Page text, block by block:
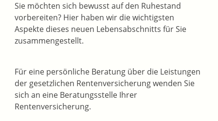
Sie möchten sich bewusst auf den Ruhestand
vorbereiten? Hier haben wir die wichtigsten
Aspekte dieses neuen Lebensabschnitts für Sie
zusammengestellt.
Für eine persönliche Beratung über die Leistungen
der gesetzlichen Rentenversicherung wenden Sie
sich an eine Beratungsstelle Ihrer
Rentenversicherung.